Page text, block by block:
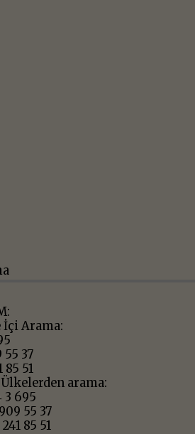
Arama:
55 37
85 51
Ülkelerden arama:
3 695
55 37
85 51